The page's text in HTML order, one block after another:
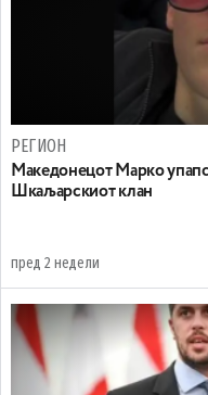
РЕГИОН
Maкедонецот Марко
Шкаљарскиот клан
пред 2 недели